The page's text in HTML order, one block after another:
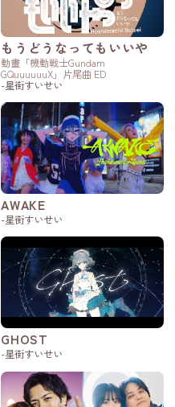
もうどうなってもいいや
動畫「機動戦士Gundam
GQuuuuuuX」片尾曲 ED
-星街すいせい
AWAKE
-星街すいせい
GHOST
-星街すいせい